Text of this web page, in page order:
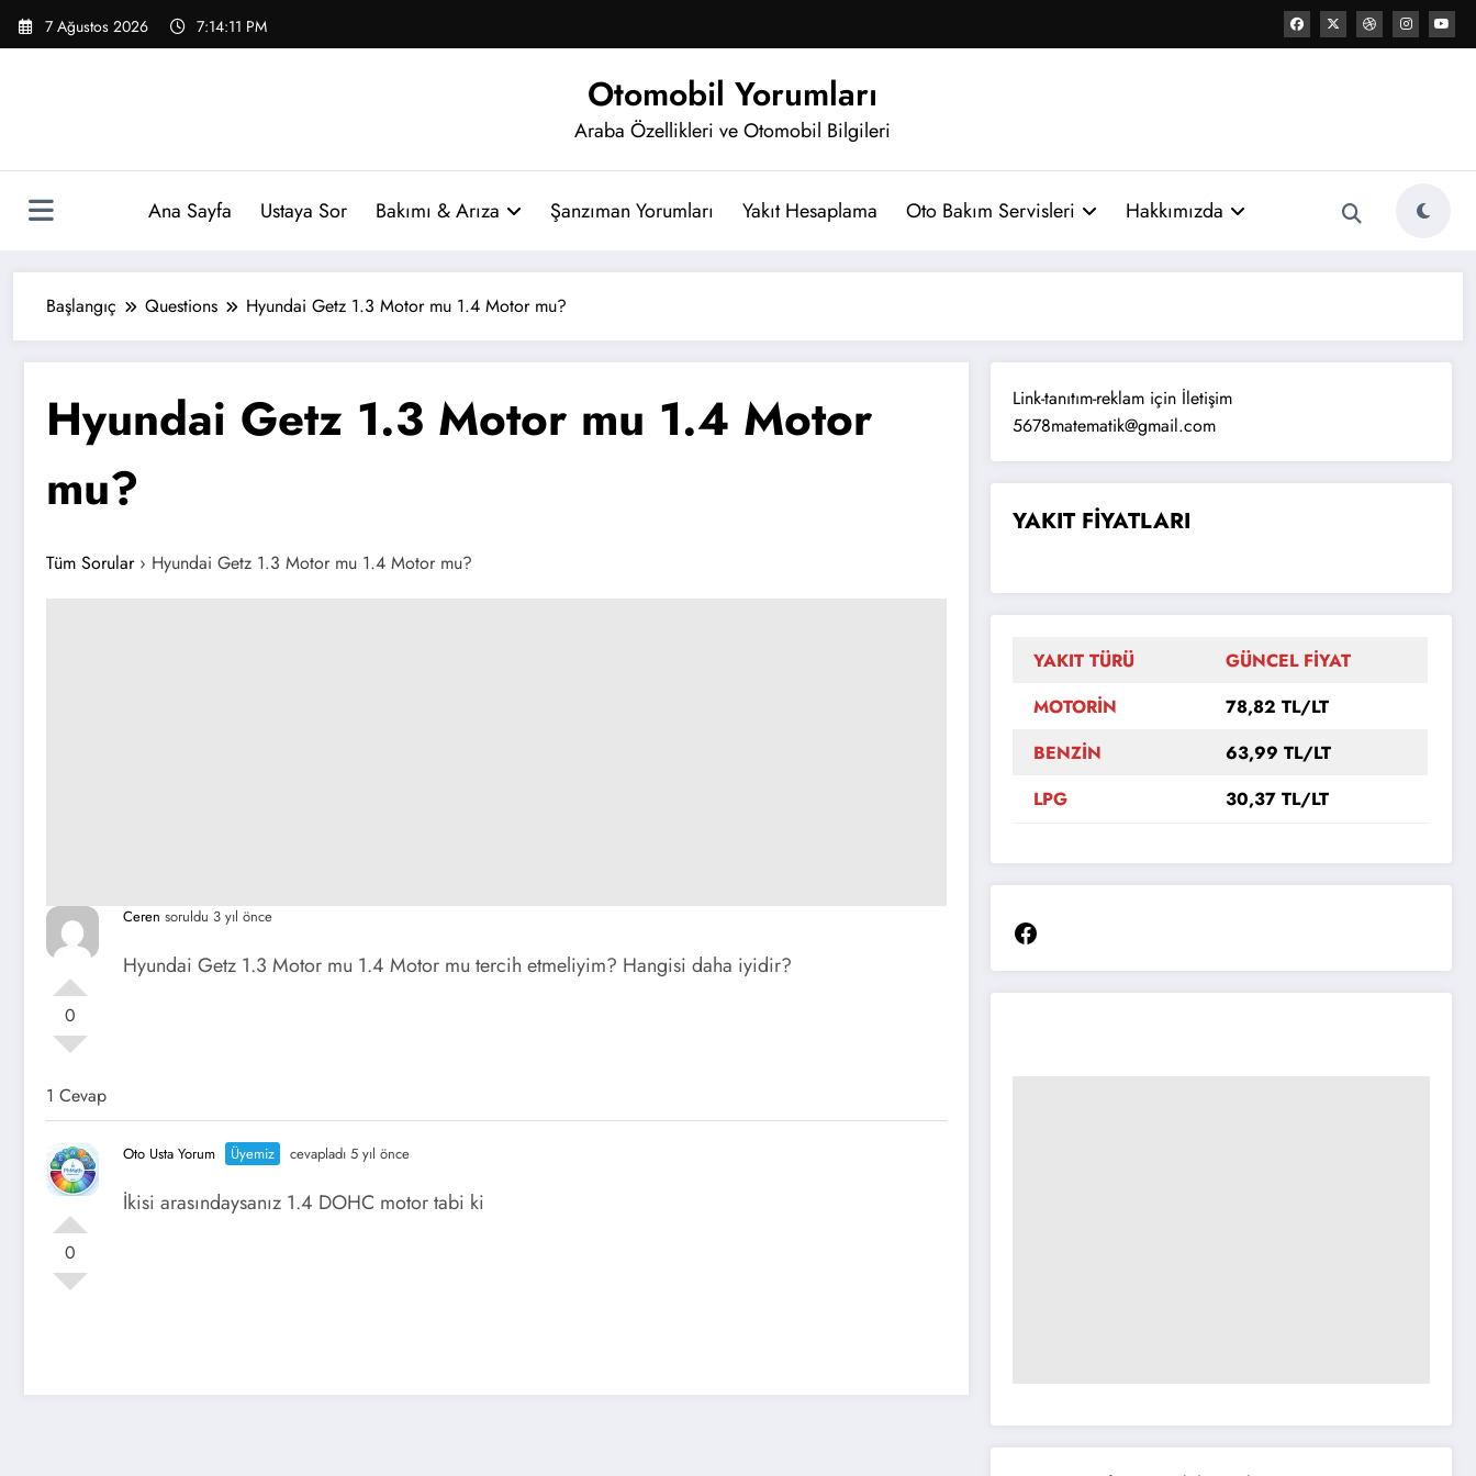
İçeriğe
atla
7 Ağustos 2026 7:14:12 PM
Otomobil Yorumları
Araba Özellikleri ve Otomobil Bilgileri
Ana Sayfa Ustaya Sor Bakımı & Arıza Şanzıman Yorumları Yakıt Hesaplama Oto Bakım Servisleri Hakkımızda
Başlangıç Questions Hyundai Getz 1.3 Motor mu 1.4 Motor mu?
Hyundai Getz 1.3 Motor mu 1.4 Motor
mu?
Tüm Sorular› Hyundai Getz 1.3 Motor mu 1.4 Motor mu?
0
Ceren soruldu 3 yıl önce
Hyundai Getz 1.3 Motor mu 1.4 Motor mu tercih etmeliyim? Hangisi daha iyidir?
1 Cevap
0
Oto Usta Yorum Üyemiz cevapladı 5 yıl önce
İkisi arasındaysanız 1.4 DOHC motor tabi ki
Link-tanıtım-reklam için İletişim
5678matematik@gmail.com
YAKIT FİYATLARI
YAKIT TÜRÜ
GÜNCEL FİYAT
MOTORİN
78,82 TL/LT
BENZİN
63,99 TL/LT
LPG
30,37 TL/LT
Facebook